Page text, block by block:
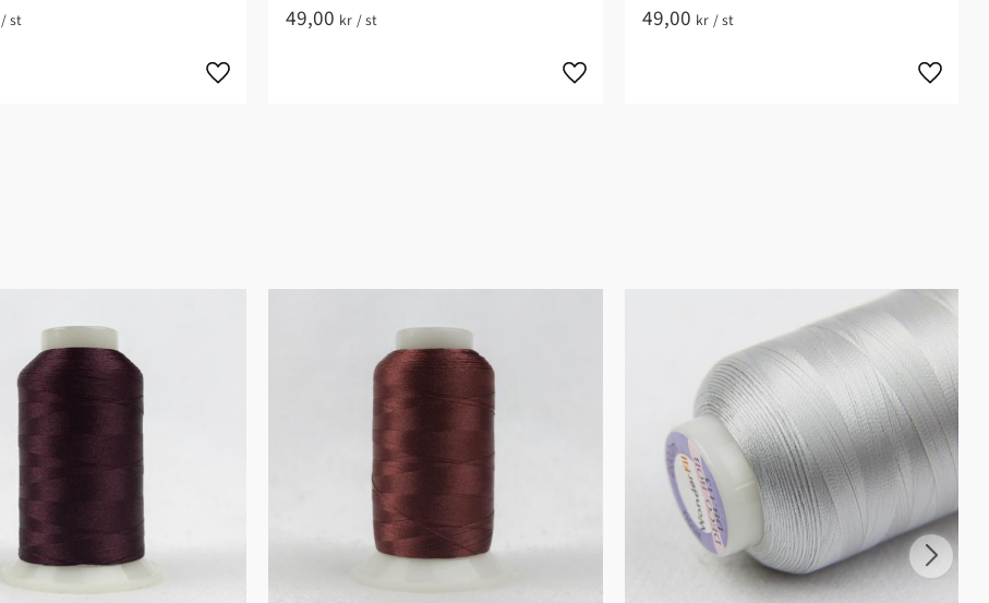
/st 49,00 kr /st 49,00 kr /st